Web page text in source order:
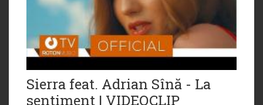
Sierra feat. Adrian Sînă - La
sentiment | VIDEOCLIP